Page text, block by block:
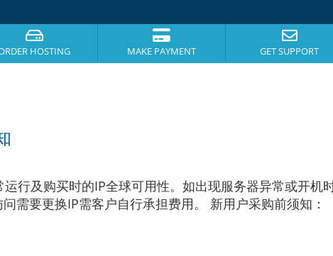
HOSTING MAKE PAYMENT GET SUPPORT
行及购买时的IP全球可用性。如出现服务器异常或开机
需要更换IP需客户自行承担费用。 新用户采购前须知：